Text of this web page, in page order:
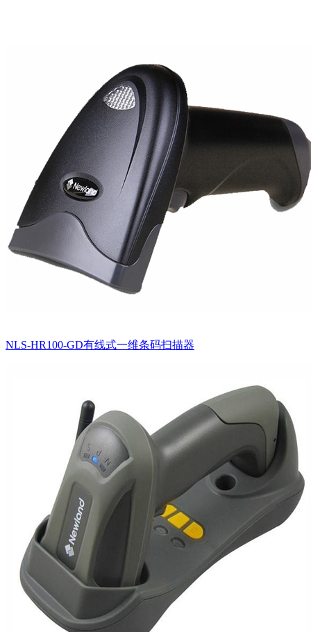
NLS-HR100-GD有线式一维条码扫描器